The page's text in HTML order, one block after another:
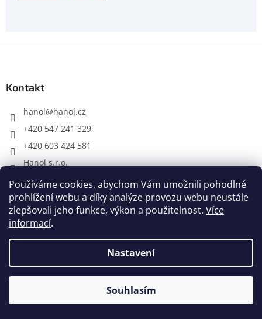
Používáme cookies, abychom Vám umožnili pohodlné
prohlížení webu a díky analýze provozu webu neustále
zlepšovali jeho funkce, výkon a použitelnost. Více
informací.
Nastavení
Souhlasím
Kontakt
hanol@hanol.cz
+420 547 241 329
+420 603 424 581
Hanol s.r.o.
Provozní doba
Po - Pá: 8.00 - 17.30
So - Ne: ZAVŘENO